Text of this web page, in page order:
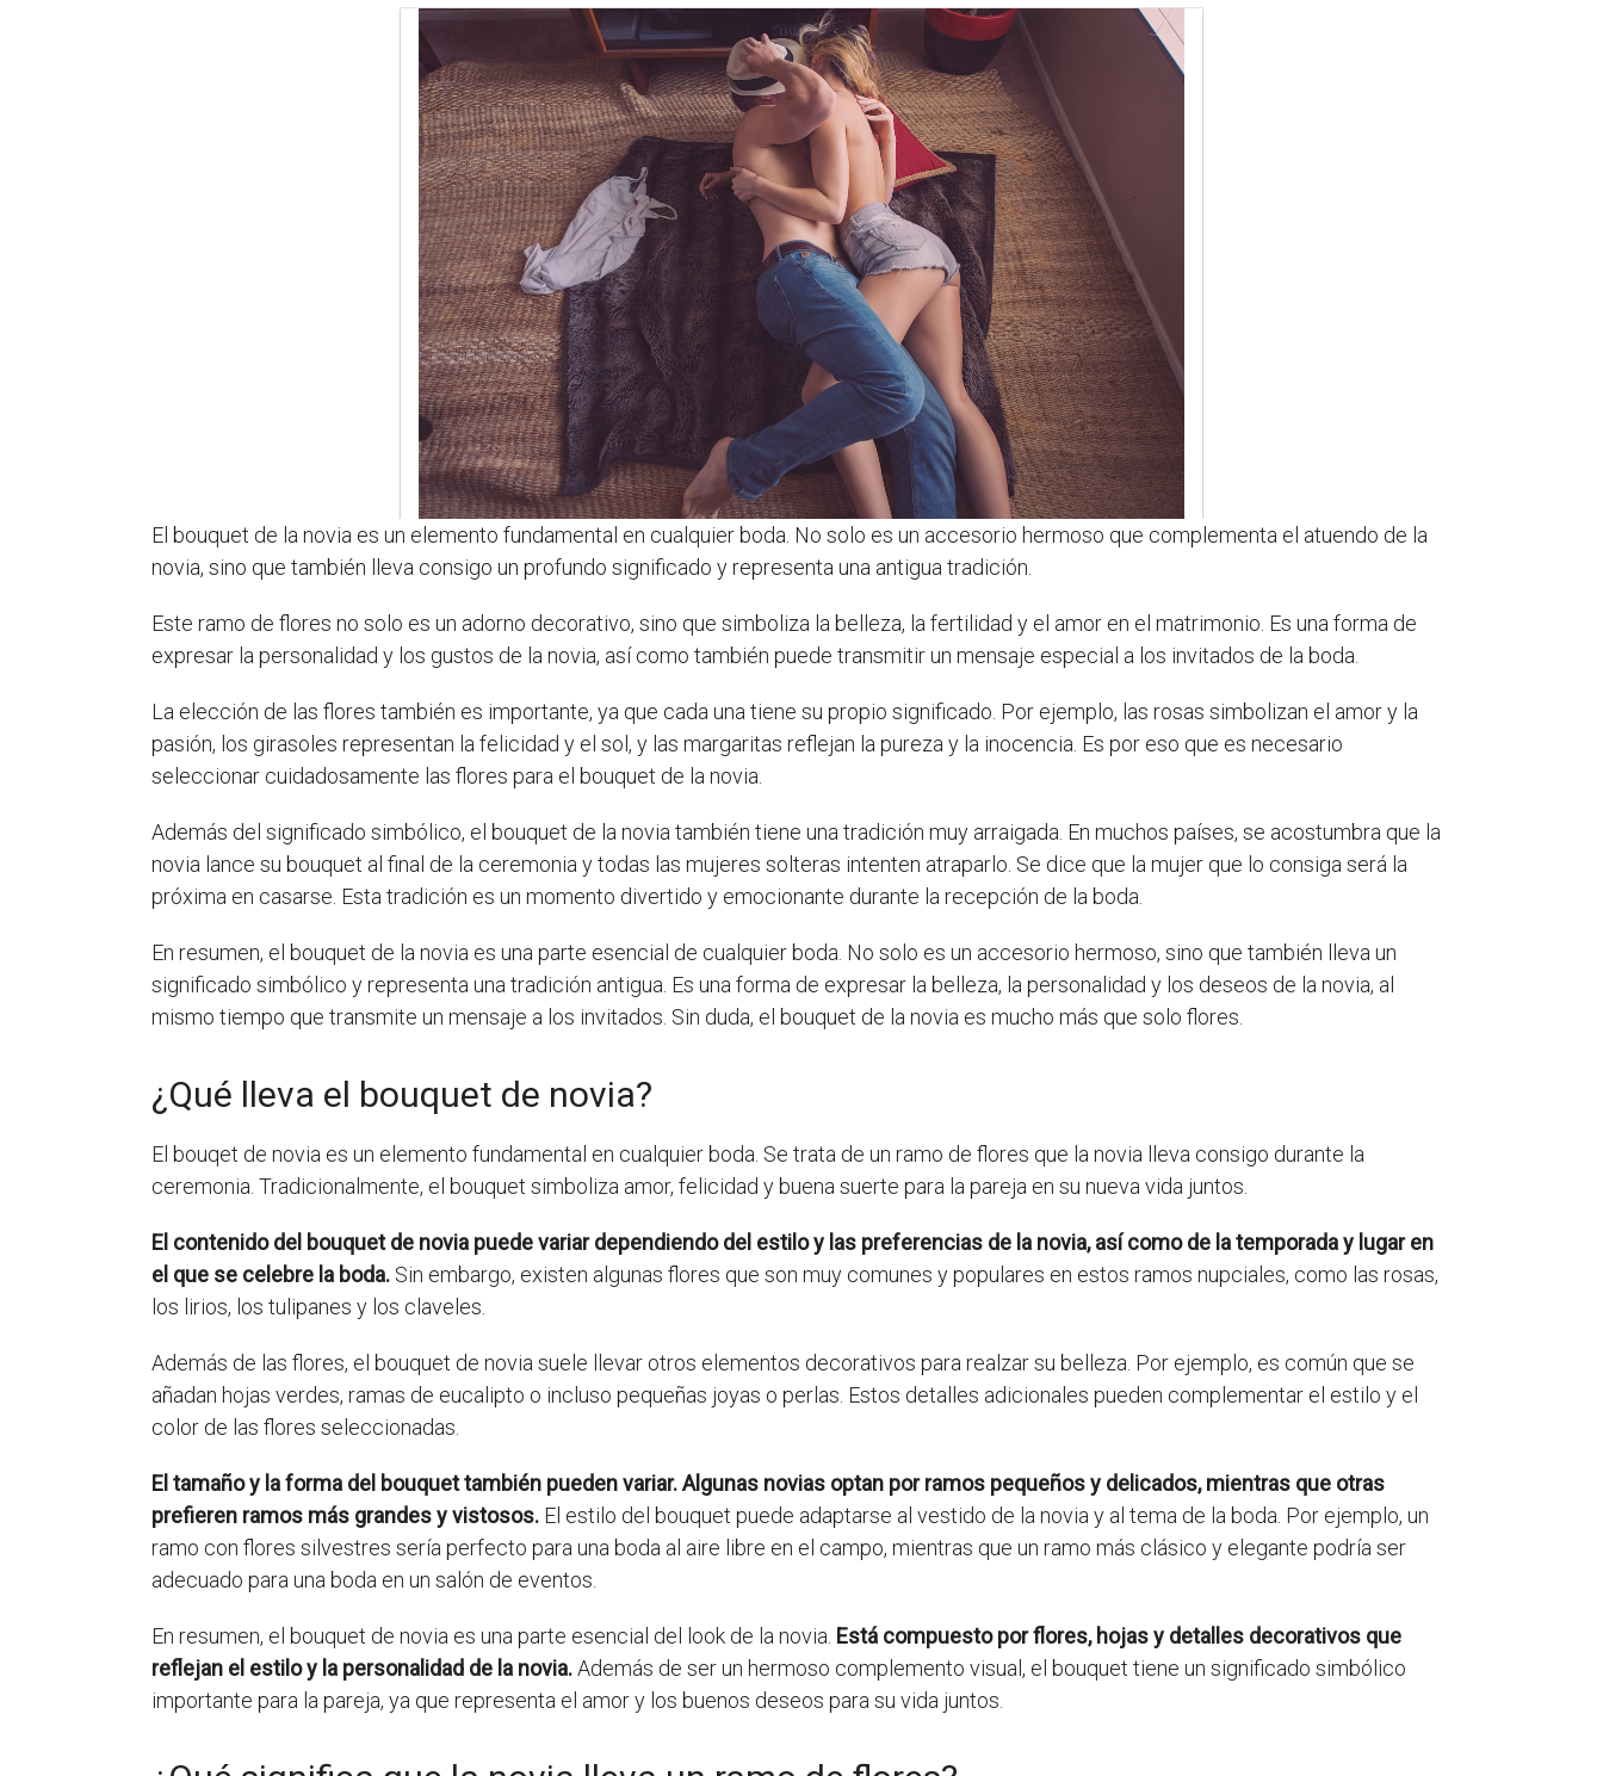
El bouquet de la novia es un elemento fundamental en cualquier boda. No solo es un accesorio hermoso que complementa el atuendo de la
novia, sino que también lleva consigo un profundo significado y representa una antigua tradición.
Este ramo de flores no solo es un adorno decorativo, sino que simboliza la belleza, la fertilidad y el amor en el matrimonio. Es una forma de
expresar la personalidad y los gustos de la novia, así como también puede transmitir un mensaje especial a los invitados de la boda.
La elección de las flores también es importante, ya que cada una tiene su propio significado. Por ejemplo, las rosas simbolizan el amor y la
pasión, los girasoles representan la felicidad y el sol, y las margaritas reflejan la pureza y la inocencia. Es por eso que es necesario
seleccionar cuidadosamente las flores para el bouquet de la novia.
Además del significado simbólico, el bouquet de la novia también tiene una tradición muy arraigada. En muchos países, se acostumbra que la
novia lance su bouquet al final de la ceremonia y todas las mujeres solteras intenten atraparlo. Se dice que la mujer que lo consiga será la
próxima en casarse. Esta tradición es un momento divertido y emocionante durante la recepción de la boda.
En resumen, el bouquet de la novia es una parte esencial de cualquier boda. No solo es un accesorio hermoso, sino que también lleva un
significado simbólico y representa una tradición antigua. Es una forma de expresar la belleza, la personalidad y los deseos de la novia, al
mismo tiempo que transmite un mensaje a los invitados. Sin duda, el bouquet de la novia es mucho más que solo flores.
¿Qué lleva el bouquet de novia?
El bouqet de novia es un elemento fundamental en cualquier boda. Se trata de un ramo de flores que la novia lleva consigo durante la
ceremonia. Tradicionalmente, el bouquet simboliza amor, felicidad y buena suerte para la pareja en su nueva vida juntos.
El contenido del bouquet de novia puede variar dependiendo del estilo y las preferencias de la novia, así como de la temporada y lugar en
el que se celebre la boda. Sin embargo, existen algunas flores que son muy comunes y populares en estos ramos nupciales, como las rosas,
los lirios, los tulipanes y los claveles.
Además de las flores, el bouquet de novia suele llevar otros elementos decorativos para realzar su belleza. Por ejemplo, es común que se
añadan hojas verdes, ramas de eucalipto o incluso pequeñas joyas o perlas. Estos detalles adicionales pueden complementar el estilo y el
color de las flores seleccionadas.
El tamaño y la forma del bouquet también pueden variar. Algunas novias optan por ramos pequeños y delicados, mientras que otras
prefieren ramos más grandes y vistosos. El estilo del bouquet puede adaptarse al vestido de la novia y al tema de la boda. Por ejemplo, un
ramo con flores silvestres sería perfecto para una boda al aire libre en el campo, mientras que un ramo más clásico y elegante podría ser
adecuado para una boda en un salón de eventos.
En resumen, el bouquet de novia es una parte esencial del look de la novia. Está compuesto por flores, hojas y detalles decorativos que
reflejan el estilo y la personalidad de la novia.Además de ser un hermoso complemento visual, el bouquet tiene un significado simbólico
importante para la pareja, ya que representa el amor y los buenos deseos para su vida juntos.